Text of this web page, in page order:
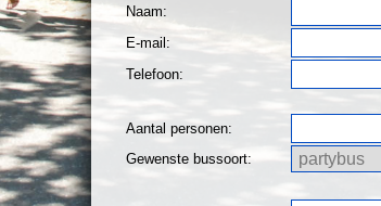
Naam:
E-mail:
Telefoon:
Aantal personen:
Gewenste bussoort: